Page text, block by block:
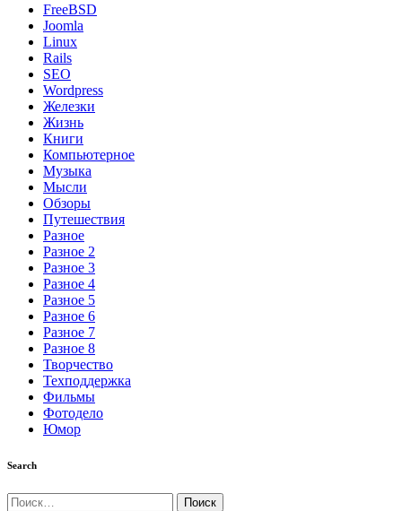
FreeBSD
Joomla
Linux
Rails
SEO
Wordpress
Железки
Жизнь
Книги
Компьютерное
Музыка
Мысли
Обзоры
Путешествия
Разное
Разное 2
Разное 3
Разное 4
Разное 5
Разное 6
Разное 7
Разное 8
Творчество
Техподдержка
Фильмы
Фотодело
Юмор
Search
Найти: